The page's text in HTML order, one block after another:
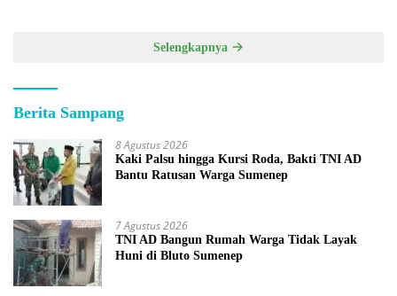
Selengkapnya
Berita Sampang
8 Agustus 2026
Kaki Palsu hingga Kursi Roda, Bakti TNI AD
Bantu Ratusan Warga Sumenep
7 Agustus 2026
TNI AD Bangun Rumah Warga Tidak Layak
Huni di Bluto Sumenep